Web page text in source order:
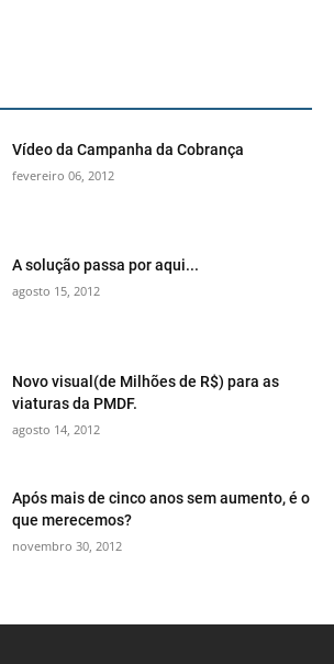
Vídeo da Campanha da Cobrança
fevereiro 06, 2012
A solução passa por aqui...
agosto 15, 2012
Novo visual(de Milhões de R$) para as
viaturas da PMDF.
agosto 14, 2012
Após mais de cinco anos sem aumento, é o
que merecemos?
novembro 30, 2012